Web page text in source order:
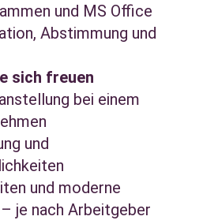
und MS Office
Abstimmung und
sich freuen
bei einem
und
und moderne
je nach Arbeitgeber